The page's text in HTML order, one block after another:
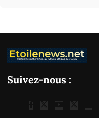
Suivez-nous :